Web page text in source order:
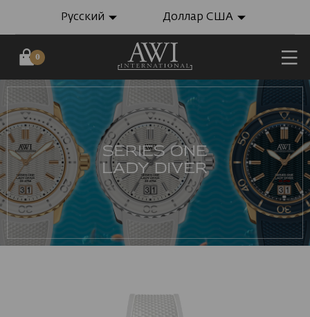
Русский Доллар США
0